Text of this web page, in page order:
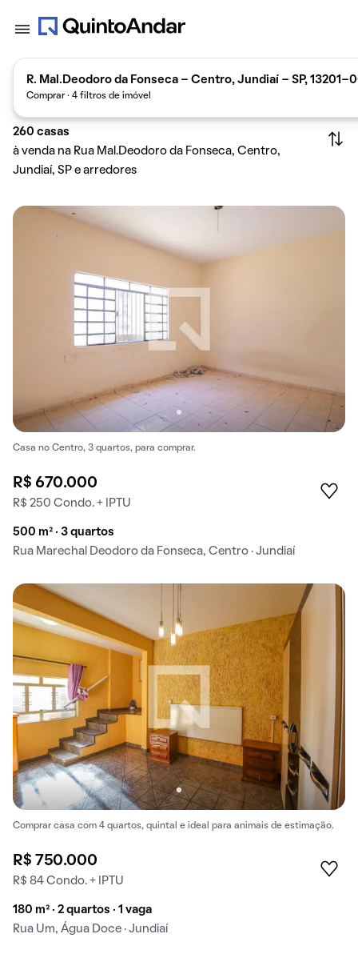
R. Mal.Deodoro da Fonseca - Centro, Jundiaí - SP, 13201-
Comprar · 4 filtros de imóvel
260 casas
à venda na Rua Mal.Deodoro da Fonseca, Centro,
Jundiaí, SP e arredores
Casa no Centro, 3 quartos, para comprar.
R$ 670.000
R$ 250 Condo. + IPTU
500 m² · 3 quartos
Rua Marechal Deodoro da Fonseca, Centro · Jundiaí
Comprar casa com 4 quartos, quintal e ideal para animais de estimação.
R$ 750.000
R$ 84 Condo. + IPTU
180 m² · 2 quartos · 1 vaga
Rua Um, Água Doce · Jundiaí